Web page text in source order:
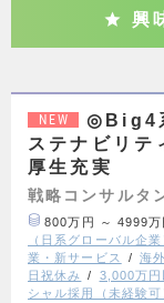
興
NEW
◎Big4
ステナビリテ
厚生充実
戦略コンサルタ
800万円 ～ 4999万
（日系グローバル企業
業・新サービス
海
日祝休み
3,000万円
シャル採用（未経験可